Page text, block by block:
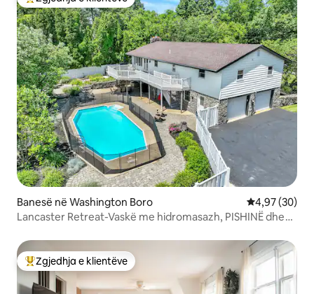
Më të mirat e zgjedhjeve të klientëve
Banesë në Washington Boro Vlerësimi
4,97 (30)
Lancaster Retreat-Vaskë me hidromasazh, PISHINË dhe
Më të mirat e zgjedhjeve të klientëve
Zgjedhja e klientëve